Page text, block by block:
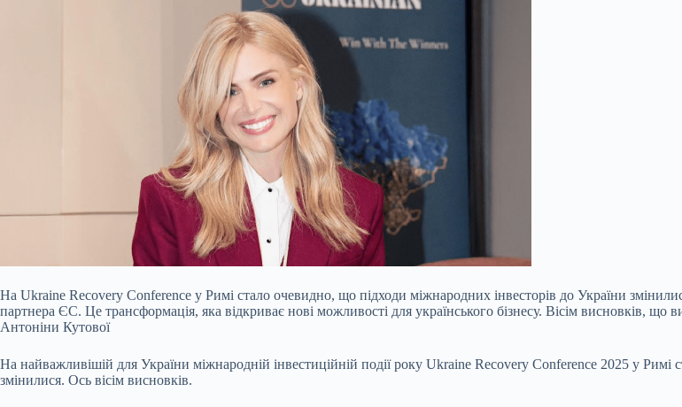
На Ukraine Recovery Conference у Римі стало очевидно, що підходи міжнародних інвесторів до України
партнера ЄС. Це трансформація, яка відкриває нові можливості для українського бізнесу. Вісім висновків, що
Антоніни Кутової
На найважливішій для України міжнародній інвестиційній події року Ukraine Recovery Conference 2025 у
змінилися. Ось вісім висновків.